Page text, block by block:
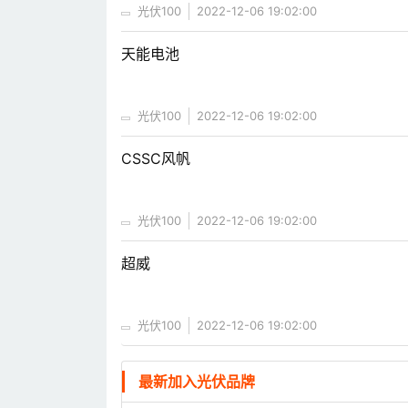
光伏100 2022-12-06 19:02:00
天能电池
光伏100 2022-12-06 19:02:00
CSSC风帆
光伏100 2022-12-06 19:02:00
超威
光伏100 2022-12-06 19:02:00
最新加入光伏品牌